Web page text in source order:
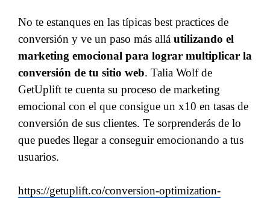
No te estanques en las típicas best practices de
conversión y ve un paso más allá utilizando el
marketing emocional para lograr multiplicar la
conversión de tu sitio web. Talia Wolf de
GetUplift te cuenta su proceso de marketing
emocional con el que consigue un x10 en tasas de
conversión de sus clientes. Te sorprenderás de lo
que puedes llegar a conseguir emocionando a tus
usuarios.
https://getuplift.co/conversion-optimization-